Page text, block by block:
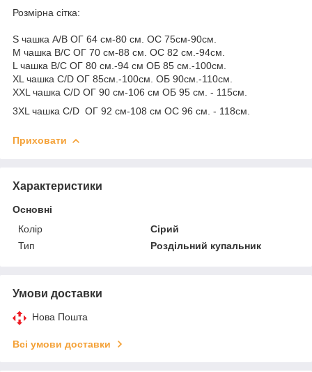
Розмірна сітка:
S чашка A/B ОГ 64 см-80 см. ОС 75см-90см.
M чашка B/C ОГ 70 см-88 см. ОС 82 см.-94см.
L чашка B/С ОГ 80 см.-94 см ОБ 85 см.-100см.
XL чашка С/D ОГ 85см.-100см. ОБ 90см.-110см.
XXL чашка С/D ОГ 90 см-106 см ОБ 95 см. - 115см.
3ХL чашка С/D ОГ 92 см-108 см ОС 96 см. - 118см.
Приховати
Характеристики
Основні
Колір
Сірий
Тип
Роздільний купальник
Умови доставки
Нова Пошта
Всі умови доставки